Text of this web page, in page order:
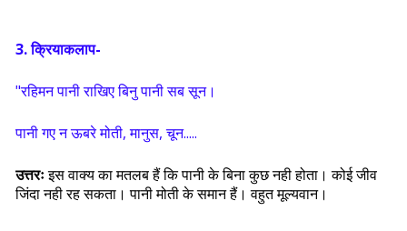
3. क्रियाकलाप-
"रहिमन पानी राखिए बिनु पानी सब सून।
पानी गए न ऊबरे मोती, मानुस, चून.....
उत्तरःइस वाक्य का मतलब हैं कि पानी के बिना कुछ नही होता। कोई जीव
जिंदा नही रह सकता। पानी मोती के समान हैं। वहुत मूल्यवान।